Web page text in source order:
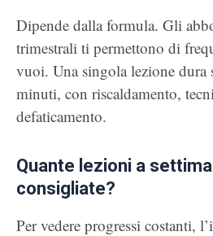
Dipende dalla formula. Gli
trimestrali ti permettono di
vuoi. Una singola lezione dura
minuti, con riscaldamento,
defaticamento.
Quante lezioni a
consigliate?
Per vedere progressi costanti,